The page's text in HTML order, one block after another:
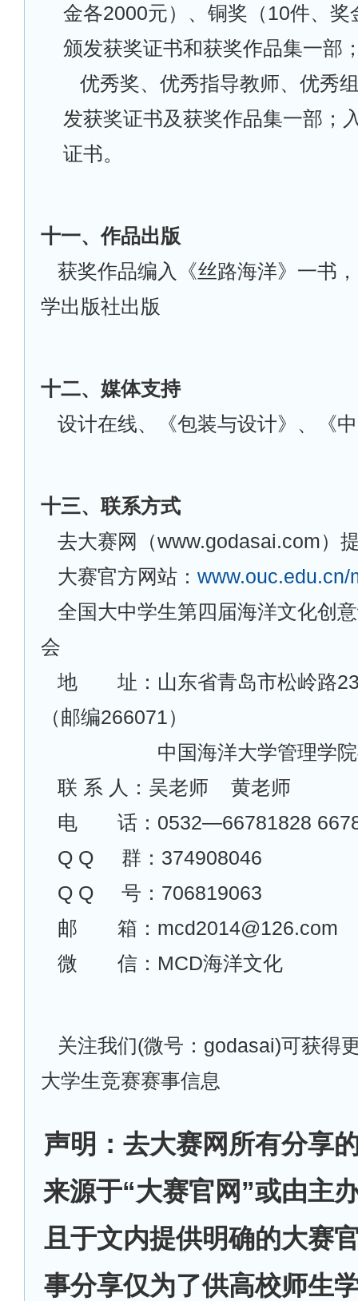
金各2000元）、铜奖（10件、奖
颁发获奖证书和获奖作品集一部
优秀奖、优秀指导教师、优秀
发获奖证书及获奖作品集一部；
证书。
十一、作品出版
获奖作品编入《丝路海洋》一书
学出版社出版
十二、媒体支持
设计在线、《包装与设计》、《
十三、联系方式
去大赛网（www.godasai.com）
大赛官方网站：www.ouc.edu.cn/
全国大中学生第四届海洋文化创
会
地 址：山东省青岛市松岭路
（邮编266071）
中国海洋大学管理学院
联 系 人：吴老师
黄老师
电 话：0532—66781828
Q Q 群：374908046
Q Q号：706819063
邮 箱：mcd2014@126.com
微 信：MCD海洋文化
关注我们(微号：godasai)可获得
大学生竞赛赛事信息
声明：去大赛网所有分享
来源于“大赛官网”或由主
且于文内提供明确的大赛
事分享仅为了供高校师生